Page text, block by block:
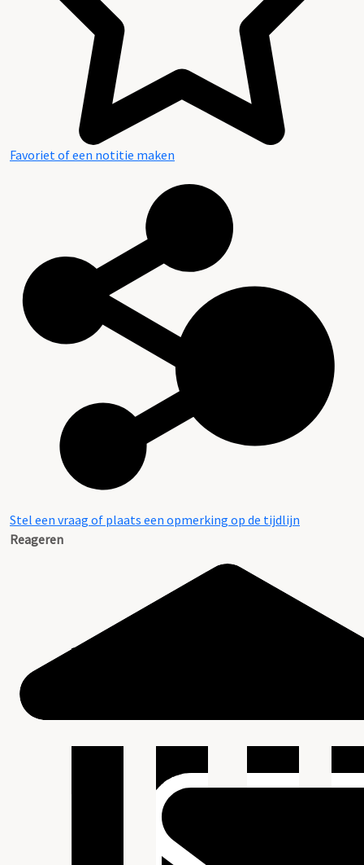
Favoriet of een notitie maken
Stel een vraag of plaats een opmerking op de tijdlijn
Reageren